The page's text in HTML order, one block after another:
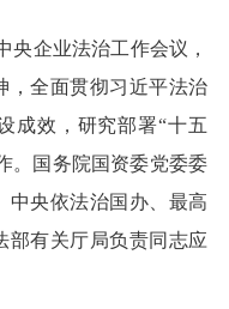
央企业法治工作会议，
，全面贯彻习近平法治
成效，研究部署“十五
。国务院国资委党委委
中央依法治国办、最高
部有关厅局负责同志应